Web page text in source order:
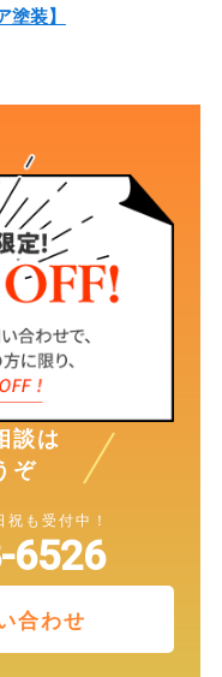
装】
談は
ぞ
も受付中！
6526
合わせ